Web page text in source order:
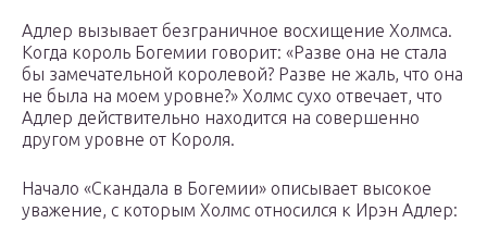
Адлер вызывает безграничное восхищение Холмса.
Когда король Богемии говорит: «Разве она не стала
бы замечательной королевой? Разве не жаль, что она
не была на моем уровне?» Холмс сухо отвечает, что
Адлер действительно находится на совершенно
другом уровне от Короля.
Начало «Скандала в Богемии» описывает высокое
уважение, с которым Холмс относился к Ирэн Адлер: